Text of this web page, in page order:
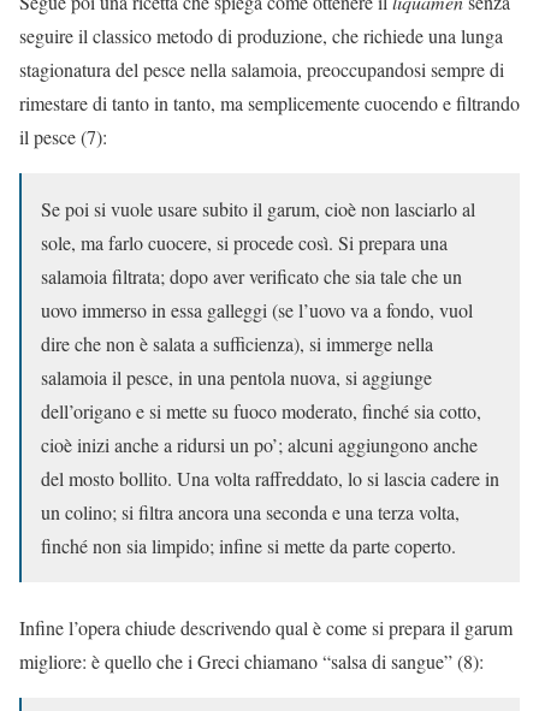
seguire il classico metodo di produzione, che richiede una lunga
stagionatura del pesce nella salamoia, preoccupandosi sempre di
rimestare di tanto in tanto, ma semplicemente cuocendo e filtrando
il pesce (7):
Se poi si vuole usare subito il garum, cioè non lasciarlo al
sole, ma farlo cuocere, si procede così. Si prepara una
salamoia filtrata; dopo aver verificato che sia tale che un
uovo immerso in essa galleggi (se l’uovo va a fondo, vuol
dire che non è salata a sufficienza), si immerge nella
salamoia il pesce, in una pentola nuova, si aggiunge
dell’origano e si mette su fuoco moderato, finché sia cotto,
cioè inizi anche a ridursi un po’; alcuni aggiungono anche
del mosto bollito. Una volta raffreddato, lo si lascia cadere in
un colino; si filtra ancora una seconda e una terza volta,
finché non sia limpido; infine si mette da parte coperto.
Infine l’opera chiude descrivendo qual è come si prepara il garum
migliore: è quello che i Greci chiamano “salsa di sangue” (8):